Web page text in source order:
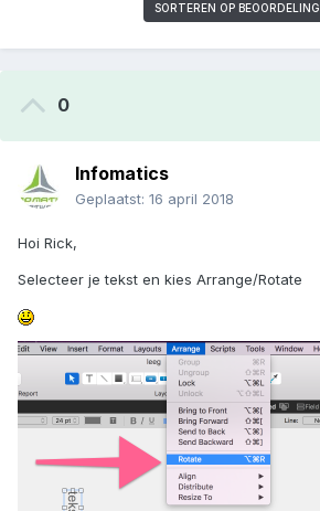
SORTEREN OP BEOORDELING
0
Infomatics
Geplaatst: 16 april 2018
Hoi Rick,
Selecteer je tekst en kies Arrange/Rotate